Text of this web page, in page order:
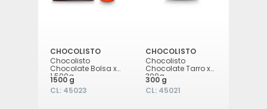
CHOCOLISTO
Chocolisto
Chocolate Bolsa x
1.500g
1500 g
CL: 45023
CHOCOLISTO
Chocolisto
Chocolate Tarro x
300g
300 g
CL: 45021